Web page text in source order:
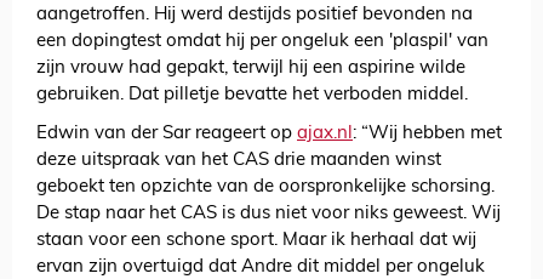
aangetroffen. Hij werd destijds positief bevonden na
een dopingtest omdat hij per ongeluk een 'plaspil' van
zijn vrouw had gepakt, terwijl hij een aspirine wilde
gebruiken. Dat pilletje bevatte het verboden middel.
Edwin van der Sar reageert op ajax.nl: “Wij hebben met
deze uitspraak van het CAS drie maanden winst
geboekt ten opzichte van de oorspronkelijke schorsing.
De stap naar het CAS is dus niet voor niks geweest. Wij
staan voor een schone sport. Maar ik herhaal dat wij
ervan zijn overtuigd dat Andre dit middel per ongeluk